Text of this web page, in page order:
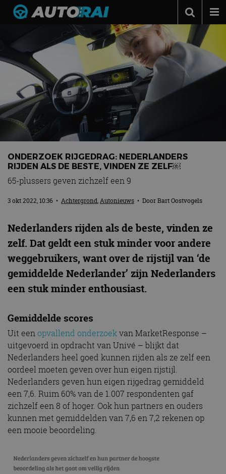
Podcast
Autotests
Automerken
Adverteren
Contact
ONDERZOEK RIJGEDRAG: NEDERLANDERS
RIJDEN ALS DE BESTE, VINDEN ZE ZELF￼
65-plussers geven zichzelf een 9
3 okt 2022, 10:36 • Achtergrond,Autonieuws • DoorBart Oostvogels
Nederlanders rijden als de beste, vinden ze
zelf. Dat geldt een stuk minder voor andere
weggebruikers, want over de rijstijl van ‘de
gemiddelde Nederlander’ zijn Nederlanders
een stuk minder enthousiast.
Gemiddelde scores
Uit eenopvallend onderzoekvan MarketResponse –
uitgevoerd in opdracht van Univé – blijkt dat
Nederlanders heel goed kunnen rijden als ze zelf een
oordeel moeten geven over hun eigen rijstijl.
Nederlanders geven hun eigen rijgedrag gemiddeld
een 7,6. Ruim 60% van de 1.007 respondenten gaf
zichzelf een 8 of hoger. Ook hun partners en ouders
kunnen met gemiddelden van 7,6 en 7,2 rekenen op
een mooie beoordeling.